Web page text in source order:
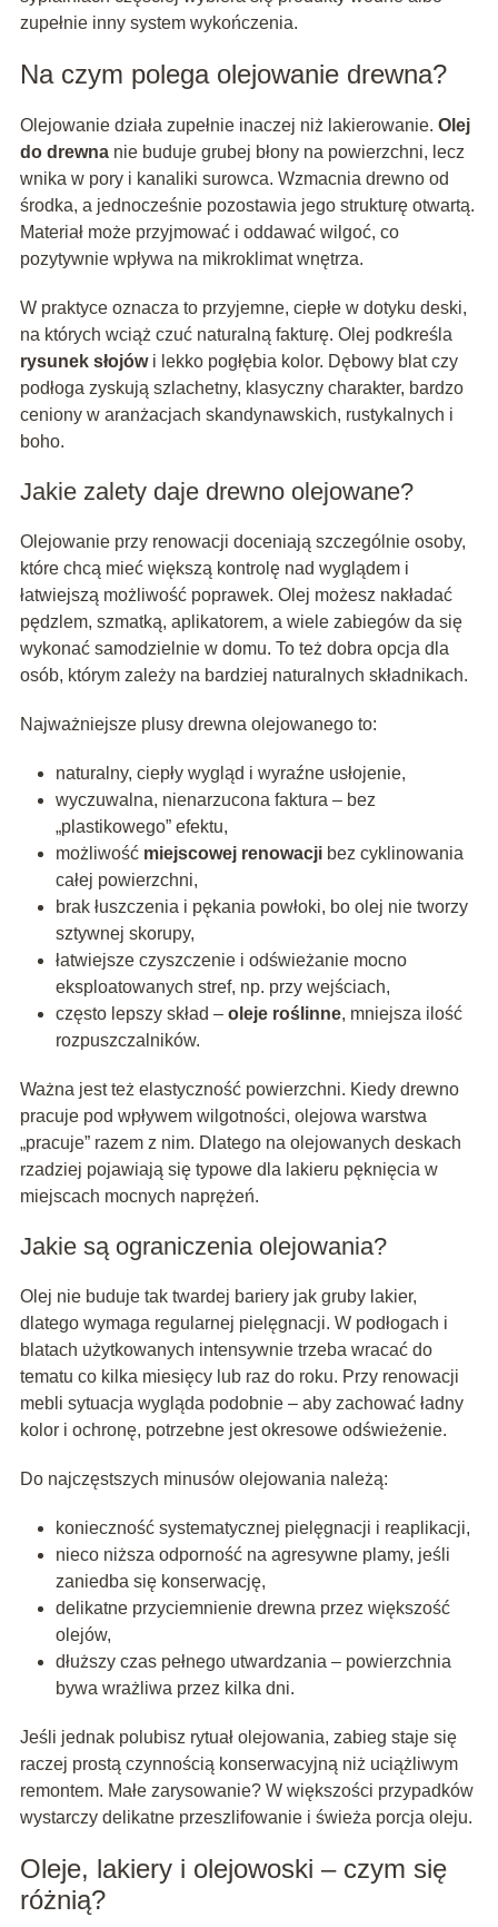
zupełnie inny system wykończenia.
Na czym polega olejowanie drewna?
Olejowanie działa zupełnie inaczej niż lakierowanie. Olej
do drewnanie buduje grubej błony na powierzchni, lecz
wnika w pory i kanaliki surowca. Wzmacnia drewno od
środka, a jednocześnie pozostawia jego strukturę otwartą.
Materiał może przyjmować i oddawać wilgoć, co
pozytywnie wpływa na mikroklimat wnętrza.
W praktyce oznacza to przyjemne, ciepłe w dotyku deski,
na których wciąż czuć naturalną fakturę. Olej podkreśla
rysunek słojówi lekko pogłębia kolor. Dębowy blat czy
podłoga zyskują szlachetny, klasyczny charakter, bardzo
ceniony w aranżacjach skandynawskich, rustykalnych i
boho.
Jakie zalety daje drewno olejowane?
Olejowanie przy renowacji doceniają szczególnie osoby,
które chcą mieć większą kontrolę nad wyglądem i
łatwiejszą możliwość poprawek. Olej możesz nakładać
pędzlem, szmatką, aplikatorem, a wiele zabiegów da się
wykonać samodzielnie w domu. To też dobra opcja dla
osób, którym zależy na bardziej naturalnych składnikach.
Najważniejsze plusy drewna olejowanego to:
naturalny, ciepły wygląd i wyraźne usłojenie,
wyczuwalna, nienarzucona faktura – bez
„plastikowego” efektu,
możliwość miejscowej renowacjibez cyklinowania
całej powierzchni,
brak łuszczenia i pękania powłoki, bo olej nie tworzy
sztywnej skorupy,
łatwiejsze czyszczenie i odświeżanie mocno
eksploatowanych stref, np. przy wejściach,
często lepszy skład – oleje roślinne, mniejsza ilość
rozpuszczalników.
Ważna jest też elastyczność powierzchni. Kiedy drewno
pracuje pod wpływem wilgotności, olejowa warstwa
„pracuje” razem z nim. Dlatego na olejowanych deskach
rzadziej pojawiają się typowe dla lakieru pęknięcia w
miejscach mocnych naprężeń.
Jakie są ograniczenia olejowania?
Olej nie buduje tak twardej bariery jak gruby lakier,
dlatego wymaga regularnej pielęgnacji. W podłogach i
blatach użytkowanych intensywnie trzeba wracać do
tematu co kilka miesięcy lub raz do roku. Przy renowacji
mebli sytuacja wygląda podobnie – aby zachować ładny
kolor i ochronę, potrzebne jest okresowe odświeżenie.
Do najczęstszych minusów olejowania należą:
konieczność systematycznej pielęgnacji i reaplikacji,
nieco niższa odporność na agresywne plamy, jeśli
zaniedba się konserwację,
delikatne przyciemnienie drewna przez większość
olejów,
dłuższy czas pełnego utwardzania – powierzchnia
bywa wrażliwa przez kilka dni.
Jeśli jednak polubisz rytuał olejowania, zabieg staje się
raczej prostą czynnością konserwacyjną niż uciążliwym
remontem. Małe zarysowanie? W większości przypadków
wystarczy delikatne przeszlifowanie i świeża porcja oleju.
Oleje, lakiery i olejowoski – czym się
różnią?